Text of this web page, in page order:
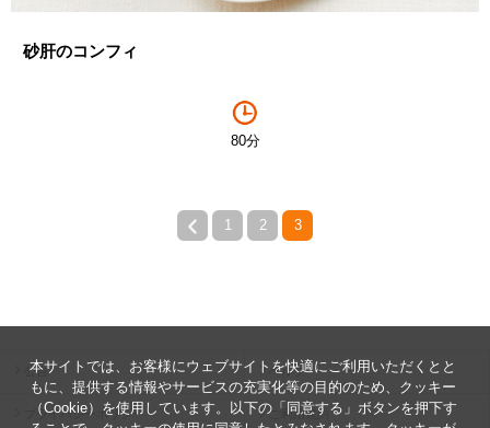
砂肝のコンフィ
80分
1 2 3
公告 ヘルプ
プライバシーポリシー ご利用規約
本サイトでは、お客様にウェブサイトを快適にご利用いただくとと
もに、提供する情報やサービスの充実化等の目的のため、クッキー
（Cookie）を使用しています。以下の「同意する」ボタンを押下す